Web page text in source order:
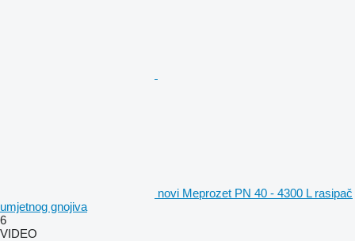
novi Meprozet PN 40 - 4300 L rasipač
umjetnog gnojiva
6
VIDEO